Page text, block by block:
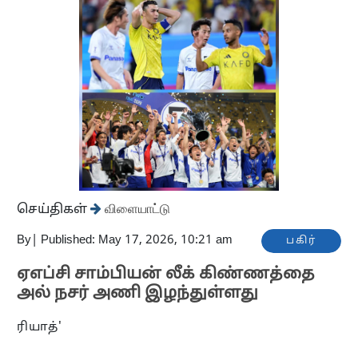
செய்திகள் விளையாட்டு
By Published: May 17, 2026, 10:21 am பகிர்
ஏஎப்சி சாம்பியன் லீக் கிண்ணத்தை
அல் நசர் அணி இழந்துள்ளது
ரியாத்'